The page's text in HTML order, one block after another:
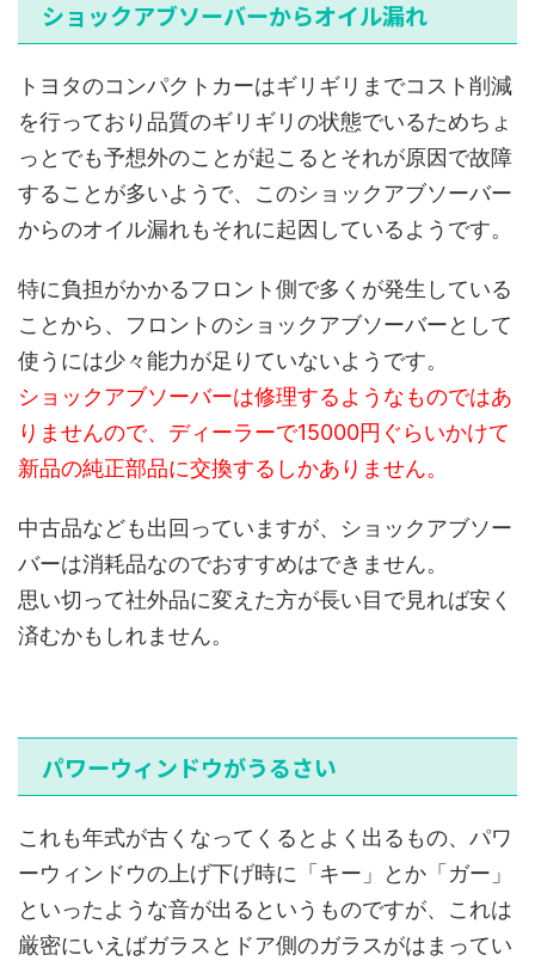
ショックアブソーバーからオイル漏れ
トヨタのコンパクトカーはギリギリまでコスト削減
を行っており品質のギリギリの状態でいるためちょ
っとでも予想外のことが起こるとそれが原因で故障
することが多いようで、このショックアブソーバー
からのオイル漏れもそれに起因しているようです。
特に負担がかかるフロント側で多くが発生している
ことから、フロントのショックアブソーバーとして
使うには少々能力が足りていないようです。
ショックアブソーバーは修理するようなものではあ
りませんので、ディーラーで15000円ぐらいかけて
新品の純正部品に交換するしかありません。
中古品なども出回っていますが、ショックアブソー
バーは消耗品なのでおすすめはできません。
思い切って社外品に変えた方が長い目で見れば安く
済むかもしれません。
パワーウィンドウがうるさい
これも年式が古くなってくるとよく出るもの、パワ
ーウィンドウの上げ下げ時に「キー」とか「ガー」
といったような音が出るというものですが、これは
厳密にいえばガラスとドア側のガラスがはまってい